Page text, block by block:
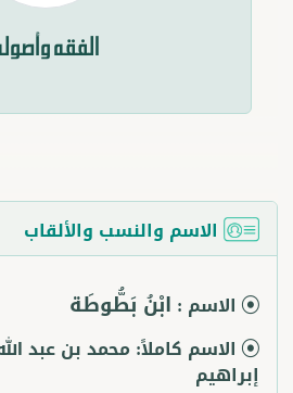
الفقه
الاسم والنسب والألقاب
الاسم : ابْنُ بَطُّوطَة
الاسم كاملاً: محمد بن عبد
إبراهيم